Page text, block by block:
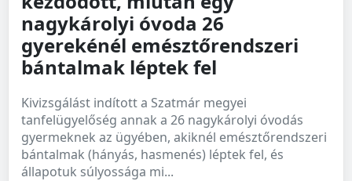
nagykárolyi óvoda 26
gyerekénél emésztőrendszeri
bántalmak léptek fel
Kivizsgálást indított a Szatmár megyei
tanfelügyelőség annak a 26 nagykárolyi óvodás
gyermeknek az ügyében, akiknél emésztőrendszeri
bántalmak (hányás, hasmenés) léptek fel, és
állapotuk súlyossága mi...